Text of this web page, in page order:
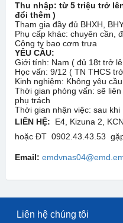
Thu nhập: từ 5 triệu trở
đổi thêm )
Tham gia đầy đủ BHXH,
Phụ cấp khác: chuyên cần,
Công ty bao cơm trưa
YÊU CẦU:
Giới tính: Nam ( đủ 18t trở
Học vấn: 9/12 ( TN THCS
Kinh nghiệm: Không yêu cầu
Thời gian phỏng vấn: sẽ
phụ trách
Thời gian nhận việc: sau
LIÊN HỆ:
E4, Kizuna 2,
hoặc ĐT 0902.43.43.53
Email:
Liên hệ chúng tôi